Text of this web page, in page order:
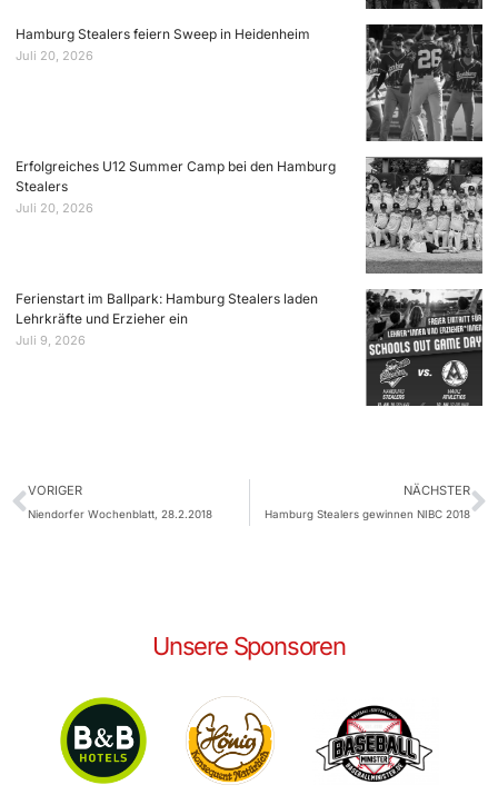
Hamburg Stealers feiern Sweep in Heidenheim
Juli 20, 2026
Erfolgreiches U12 Summer Camp bei den Hamburg
Stealers
Juli 20, 2026
Ferienstart im Ballpark: Hamburg Stealers laden
Lehrkräfte und Erzieher ein
Juli 9, 2026
VORIGER
Niendorfer Wochenblatt, 28.2.2018
NÄCHSTER
Hamburg Stealers gewinnen NIBC 2018
Unsere Sponsoren